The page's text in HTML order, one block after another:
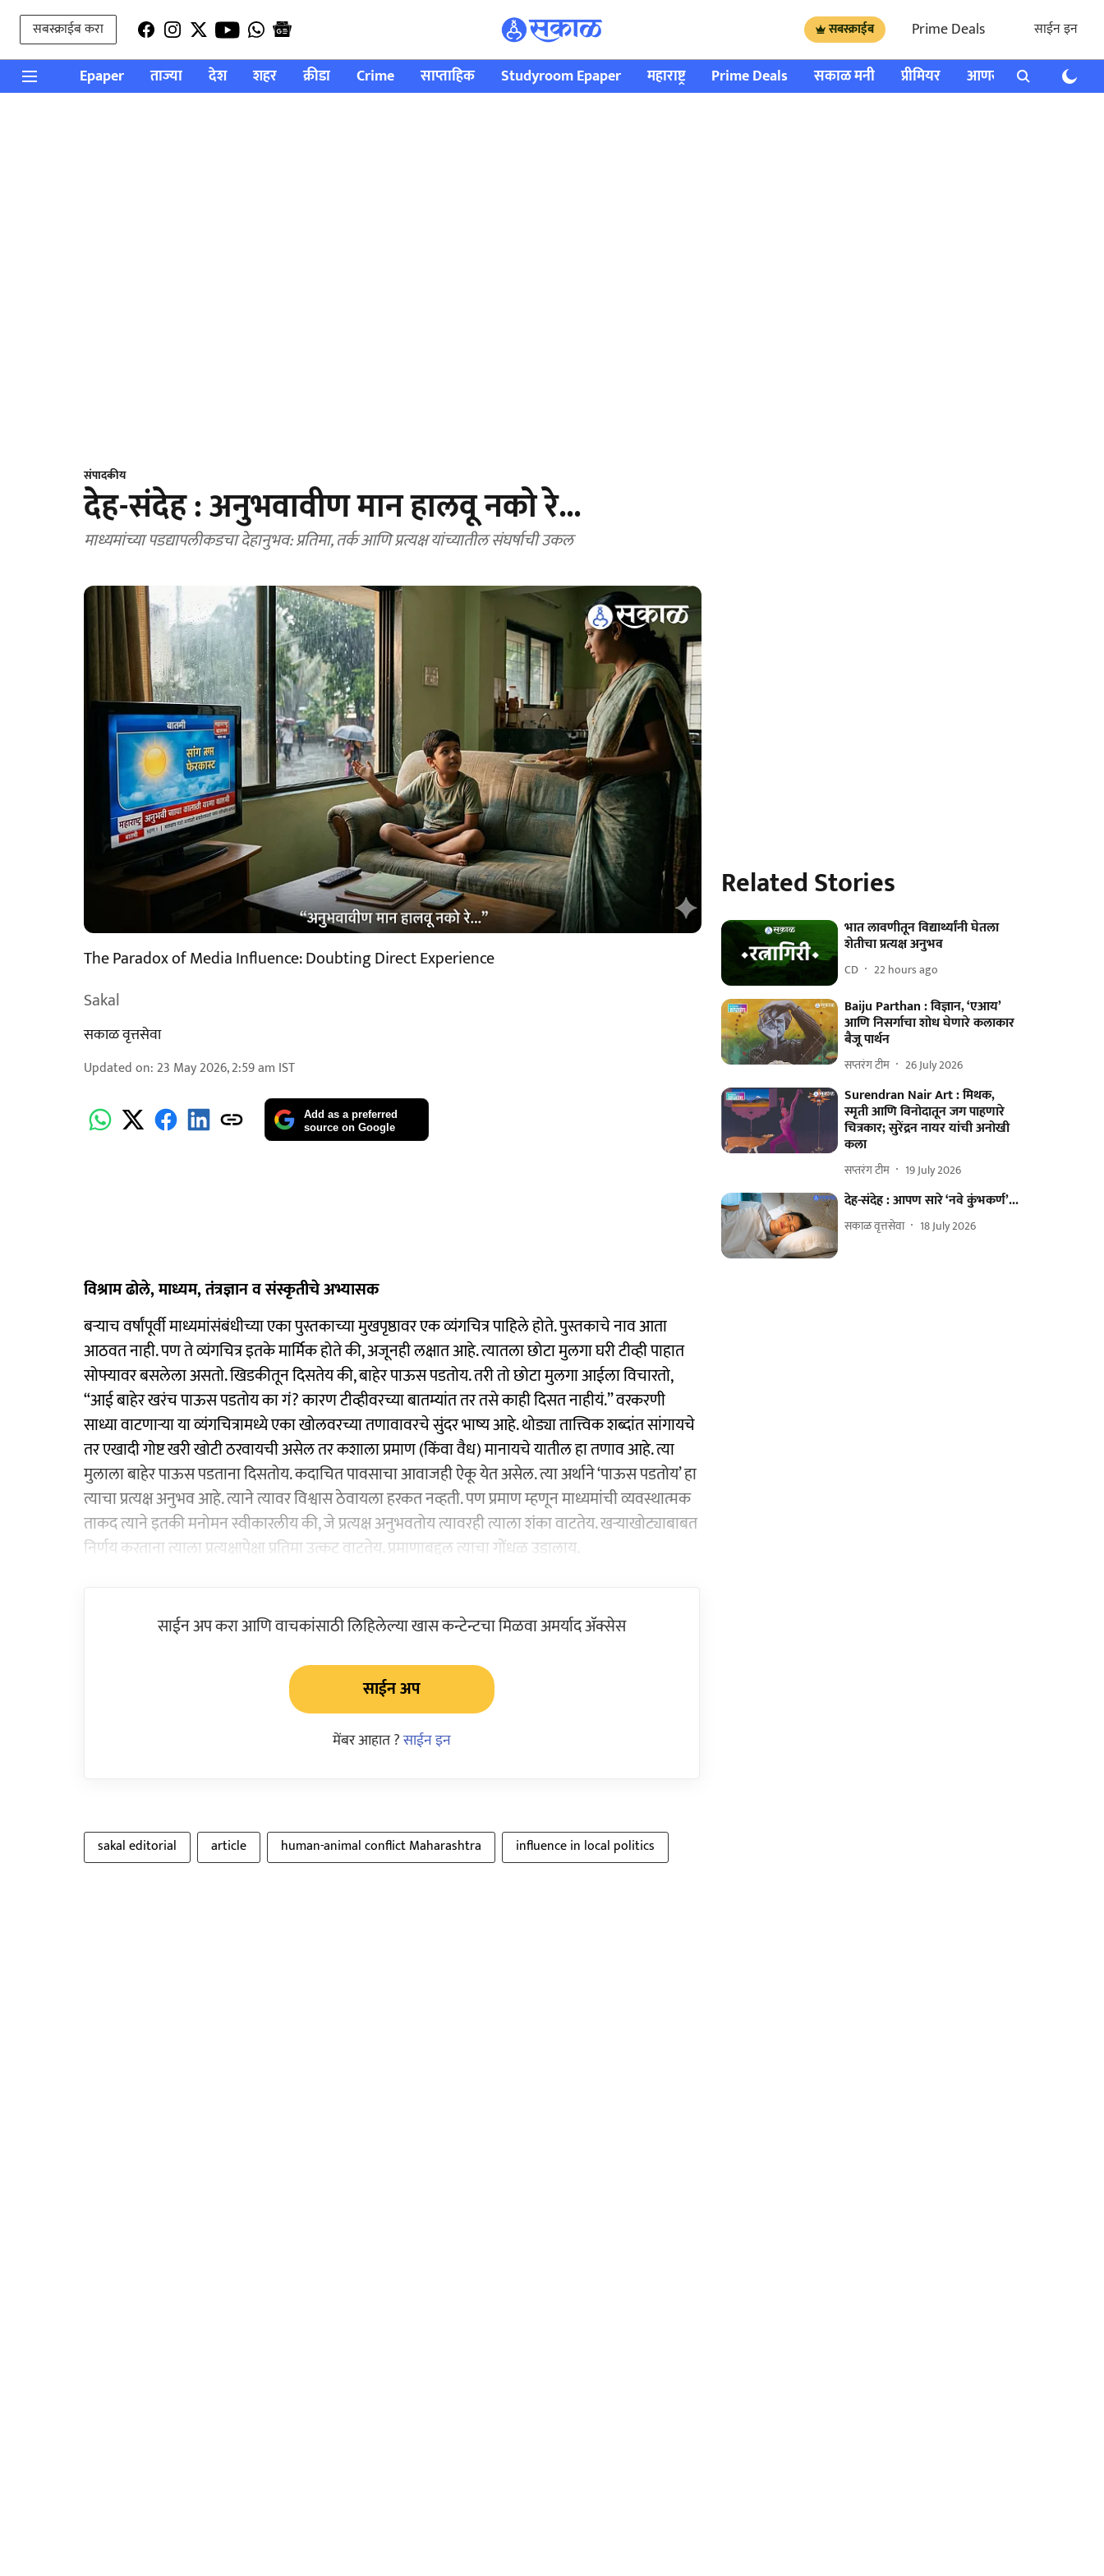
सबस्क्राईब करा सबस्क्राईब Prime Deals साईन इन
Epaper ताज्या देश शहर क्रीडा Crime साप्ताहिक Studyroom Epaper महाराष्ट्र Prime Deals सकाळ मनी प्रीमियर आणखी राशी भविष्य
संपादकीय
देह-संदेह : अनुभवावीण मान हालवू नको रे...
माध्यमांच्या पडद्यापलीकडचा देहानुभव: प्रतिमा, तर्क आणि प्रत्यक्ष यांच्यातील संघर्षाची उकल
The Paradox of Media Influence: Doubting Direct Experience
Sakal
सकाळ वृत्तसेवा
Updated on: 23 May 2026, 2:59 am IST
Add as a preferred
source on Google
विश्राम ढोले, माध्यम, तंत्रज्ञान व संस्कृतीचे अभ्यासक
बऱ्याच वर्षांपूर्वी माध्यमांसंबंधीच्या एका पुस्तकाच्या मुखपृष्ठावर एक व्यंगचित्र पाहिले होते. पुस्तकाचे नाव आता
आठवत नाही. पण ते व्यंगचित्र इतके मार्मिक होते की, अजूनही लक्षात आहे. त्यातला छोटा मुलगा घरी टीव्ही पाहात
सोफ्यावर बसलेला असतो. खिडकीतून दिसतेय की, बाहेर पाऊस पडतोय. तरी तो छोटा मुलगा आईला विचारतो,
“आई बाहेर खरंच पाऊस पडतोय का गं? कारण टीव्हीवरच्या बातम्यांत तर तसे काही दिसत नाहीयं.” वरकरणी
साध्या वाटणाऱ्या या व्यंगचित्रामध्ये एका खोलवरच्या तणावावरचे सुंदर भाष्य आहे. थोड्या तात्त्विक शब्दांत सांगायचे
तर एखादी गोष्ट खरी खोटी ठरवायची असेल तर कशाला प्रमाण (किंवा वैध) मानायचे यातील हा तणाव आहे. त्या
मुलाला बाहेर पाऊस पडताना दिसतोय. कदाचित पावसाचा आवाजही ऐकू येत असेल. त्या अर्थाने ‘पाऊस पडतोय’ हा
त्याचा प्रत्यक्ष अनुभव आहे. त्याने त्यावर विश्वास ठेवायला हरकत नव्हती. पण प्रमाण म्हणून माध्यमांची व्यवस्थात्मक
ताकद त्याने इतकी मनोमन स्वीकारलीय की, जे प्रत्यक्ष अनुभवतोय त्यावरही त्याला शंका वाटतेय. खऱ्याखोट्याबाबत
निर्णय करताना त्याला प्रत्यक्षापेक्षा प्रतिमा उत्कट वाटतेय. प्रमाणाबद्दल त्याचा गोंधळ उडालाय.
साईन अप करा आणि वाचकांसाठी लिहिलेल्या खास कन्टेन्टचा मिळवा अमर्याद ॲक्सेस
साईन अप
मेंबर आहात ?साईन इन
sakal editorial article human-animal conflict Maharashtra influence in local politics
Related Stories
भात लावणीतून विद्यार्थ्यांनी घेतला
शेतीचा प्रत्यक्ष अनुभव
CD 22 hours ago
Baiju Parthan : विज्ञान, ‘एआय’
आणि निसर्गाचा शोध घेणारे कलाकार
बैजू पार्थन
सप्तरंग टीम 26 July 2026
Surendran Nair Art : मिथक,
स्मृती आणि विनोदातून जग पाहणारे
चित्रकार; सुरेंद्रन नायर यांची अनोखी
कला
सप्तरंग टीम 19 July 2026
देह-संदेह : आपण सारे ‘नवे कुंभकर्ण’...
सकाळ वृत्तसेवा 18 July 2026